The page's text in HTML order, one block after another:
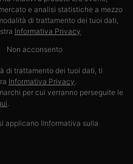
e analisi statistiche a mezzo
di trattamento dei tuoi dati,
Informativa Privacy
Non acconsento
di trattamento dei tuoi dati, ti
Informativa Privacy.​
per cui verranno perseguite le
.
applicano lInformativa sulla